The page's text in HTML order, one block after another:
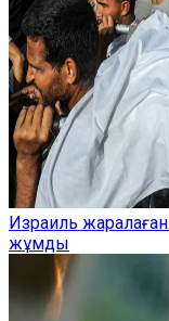
Израиль
жұмды